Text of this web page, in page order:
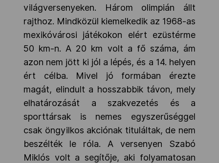
világversenyeken. Három olimpián állt
rajthoz. Mindközül kiemelkedik az 1968-as
mexikóvárosi játékokon elért ezüstérme
50 km-n. A 20 km volt a fő száma, ám
azon nem jött ki jól a lépés, és a 14. helyen
ért célba. Mivel jó formában érezte
magát, elindult a hosszabbik távon, mely
elhatározását a szakvezetés és a
sporttársak is nemes egyszerűséggel
csak öngyilkos akciónak tituláltak, de nem
beszélték le róla. A versenyen Szabó
Miklós volt a segítője, aki folyamatosan